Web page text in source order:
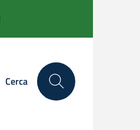
Cerca